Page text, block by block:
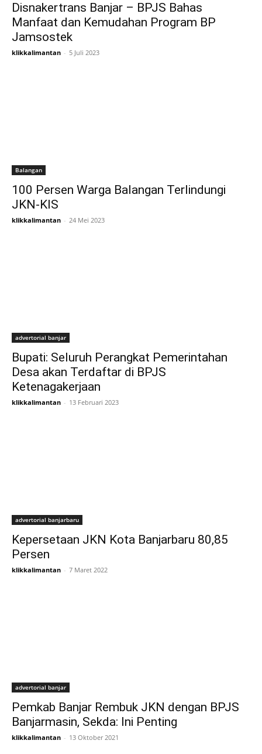
Disnakertrans Banjar – BPJS Bahas
Manfaat dan Kemudahan Program BP
Jamsostek
klikkalimantan - 5 Juli 2023
Balangan
100 Persen Warga Balangan Terlindungi
JKN-KIS
klikkalimantan - 24 Mei 2023
advertorial banjar
Bupati: Seluruh Perangkat Pemerintahan
Desa akan Terdaftar di BPJS
Ketenagakerjaan
klikkalimantan - 13 Februari 2023
advertorial banjarbaru
Kepersetaan JKN Kota Banjarbaru 80,85
Persen
klikkalimantan - 7 Maret 2022
advertorial banjar
Pemkab Banjar Rembuk JKN dengan BPJS
Banjarmasin, Sekda: Ini Penting
klikkalimantan - 13 Oktober 2021